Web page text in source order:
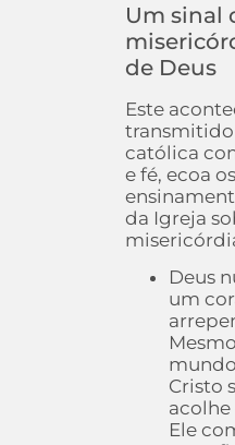
Um sinal
de Deus
Este
católica
e fé, ecoa os
da Igreja
Deus
um
Cristo
Ele